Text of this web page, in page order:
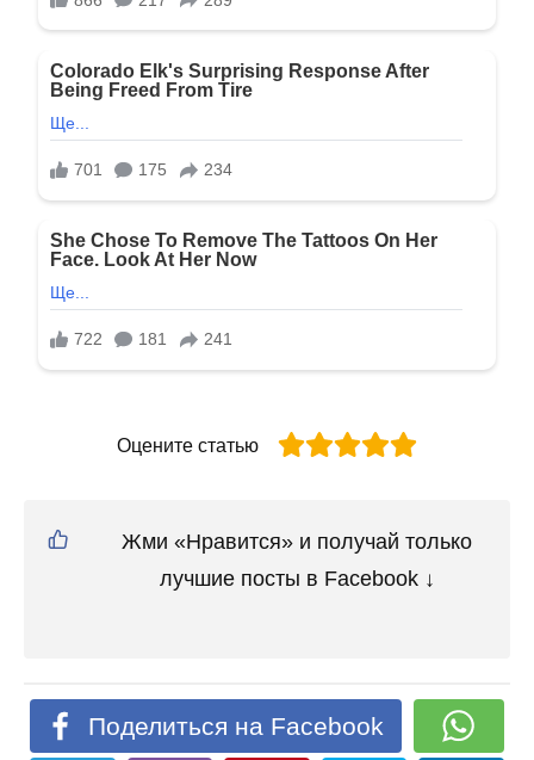
Оцените статью
Жми «Нравится» и получай только
лучшие посты в Facebook ↓
Поделиться на Facebook